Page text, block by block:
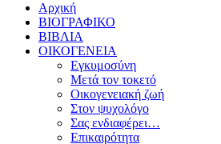
Αρχική
ΒΙΟΓΡΑΦΙΚΟ
ΒΙΒΛΙΑ
ΟΙΚΟΓΕΝΕΙΑ
Εγκυμοσύνη
Μετά τον τοκετό
Οικογενειακή ζωή
Στον ψυχολόγο
Σας ενδιαφέρει…
Επικαιρότητα